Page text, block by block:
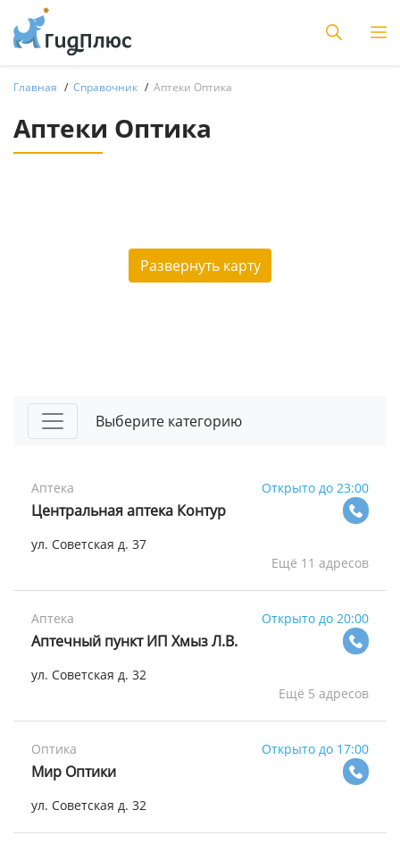
Главная Справочник Аптеки Оптика
Аптеки Оптика
Развернуть карту
Выберите категорию
Аптека Открыто до 23:00
Центральная аптека Контур
ул. Советская д. 37
Ещё 11 адресов
Аптека Открыто до 20:00
Аптечный пункт ИП Хмыз Л.В.
ул. Советская д. 32
Ещё 5 адресов
Оптика Открыто до 17:00
Мир Оптики
ул. Советская д. 32